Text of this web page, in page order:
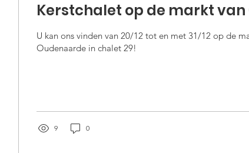
Kerstchalet op de markt
U kan ons vinden van 20/12 tot en met 31/12 op de
Oudenaarde in chalet 29!
9 0